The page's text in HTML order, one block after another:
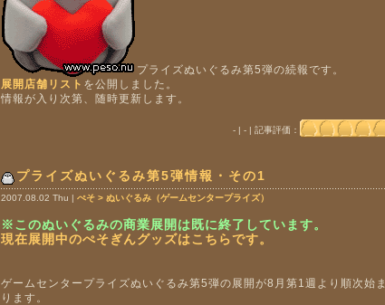
プライズぬいぐるみ第5弾の続報です。
展開店舗リスト を公開しました。
情報が入り次第、随時更新します。
- | - | 記事評価：
プライズぬいぐるみ第5弾情報・その1
2007.08.02 Thu | ぺそ > ぬいぐるみ（ゲームセンタープライズ）
※このぬいぐるみの商業展開は既に終了しています。
現在展開中のぺそぎんグッズはこちらです。
ゲームセンタープライズぬいぐるみ第5弾の展開が8月第1週より順次始ま
ります。